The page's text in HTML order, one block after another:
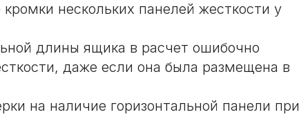
нескольких панелей жесткости у
длины ящика в расчет ошибочно
даже если она была размещена в
на наличие горизонтальной панели при